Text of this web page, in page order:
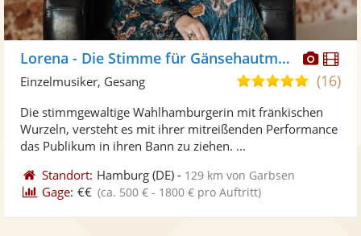
Fotos
Lorena - Die Stimme für Gänsehautmomente
5,0
5
(16)
Einzelmusiker, Gesang
Die stimmgewaltige Wahlhamburgerin mit fränkischen
Wurzeln, versteht es mit ihrer mitreißenden Performance
das Publikum in ihren Bann zu ziehen. ...
Standort: Hamburg (DE) - 129 km von Garbsen
Gage: €€ (ca. 500 € - 1800 € pro Auftritt)